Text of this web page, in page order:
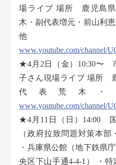
場ライブ 場所 鹿児島
木・副代表増元・前山利
他
www.youtube.com/channel/
★4月2日（金）10:30〜
子さん現場ライブ 場所
代表荒木・
www.youtube.com/channel/
★4月11日（日）14:00
（政府拉致問題対策本部
・兵庫県公館（地下鉄県
央区下山手通4-4-1） ・